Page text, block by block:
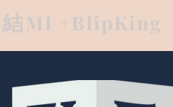
結MI +BlipKing